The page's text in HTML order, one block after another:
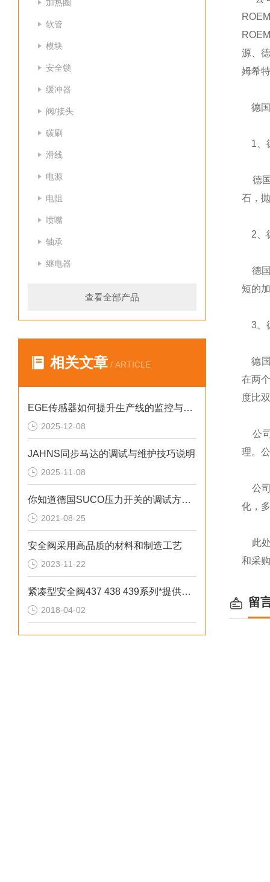
加热圈
软管
模块
安全锁
缓冲器
阀/接头
碳刷
滑线
电源
电阻
喷嘴
轴承
继电器
查看全部产品
相关文章 / ARTICLE
EGE传感器如何提升生产线的监控与管理效率？
2025-12-08
JAHNS同步马达的调试与维护技巧说明
2025-11-08
你知道德国SUCO压力开关的调试方法和注意事项吗
2021-08-25
安全阀采用高品质的材料和制造工艺
2023-11-22
紧凑型安全阀437 438 439系列*提供技术支持
2018-04-02
源、
姆希
德国
1、
德国
石，
2、
德国
短的
3、
德国
在两
度比
公司
理。
公司
化，
此处
和采
留